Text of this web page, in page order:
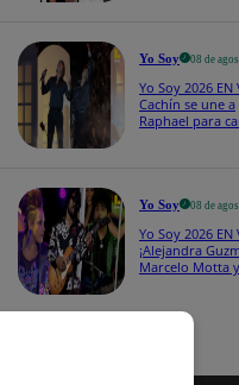
Yo Soy 08 de
Yo Soy 2026 EN
Cachín se une a
Raphael para
Yo Soy 08 de
Yo Soy 2026 EN
¡Alejandra
Marcelo Motta y